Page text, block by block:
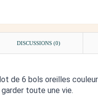
DISCUSSIONS (0)
de 6 bols oreilles
toute une vie.